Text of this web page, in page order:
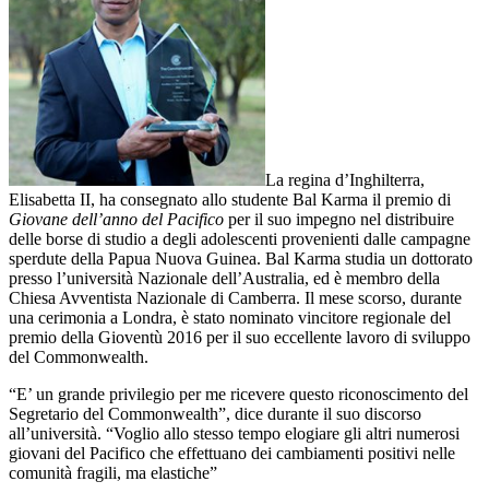
La regina d’Inghilterra,
Elisabetta II, ha consegnato allo studente Bal Karma il premio di
Giovane dell’anno del Pacifico per il suo impegno nel distribuire
delle borse di studio a degli adolescenti provenienti dalle campagne
sperdute della Papua Nuova Guinea. Bal Karma studia un dottorato
presso l’università Nazionale dell’Australia, ed è membro della
Chiesa Avventista Nazionale di Camberra. Il mese scorso, durante
una cerimonia a Londra, è stato nominato vincitore regionale del
premio della Gioventù 2016 per il suo eccellente lavoro di sviluppo
del Commonwealth.
“E’ un grande privilegio per me ricevere questo riconoscimento del
Segretario del Commonwealth”, dice durante il suo discorso
all’università. “Voglio allo stesso tempo elogiare gli altri numerosi
giovani del Pacifico che effettuano dei cambiamenti positivi nelle
comunità fragili, ma elastiche”